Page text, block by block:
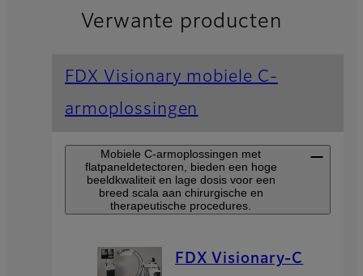
Verwante producten
FDX Visionary mobiele C-
armoplossingen
Mobiele C-armoplossingen met
flatpaneldetectoren, bieden een hoge
beeldkwaliteit en lage dosis voor een
breed scala aan chirurgische en
therapeutische procedures.
FDX Visionary-C